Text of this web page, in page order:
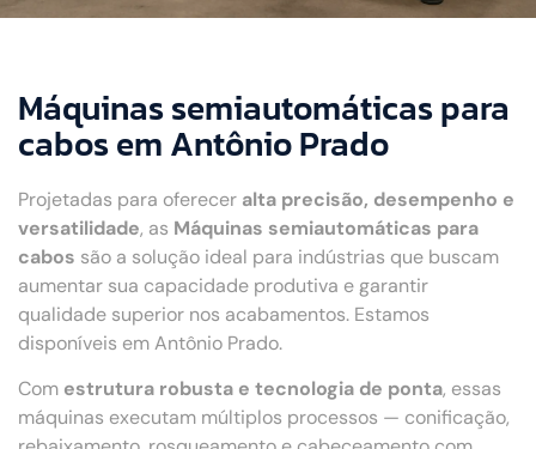
Máquinas semiautomáticas para
cabos em Antônio Prado
Projetadas para oferecer alta precisão, desempenho e
versatilidade, as Máquinas semiautomáticas para
cabos são a solução ideal para indústrias que buscam
aumentar sua capacidade produtiva e garantir
qualidade superior nos acabamentos. Estamos
disponíveis em Antônio Prado.
Com estrutura robusta e tecnologia de ponta, essas
máquinas executam múltiplos processos — conificação,